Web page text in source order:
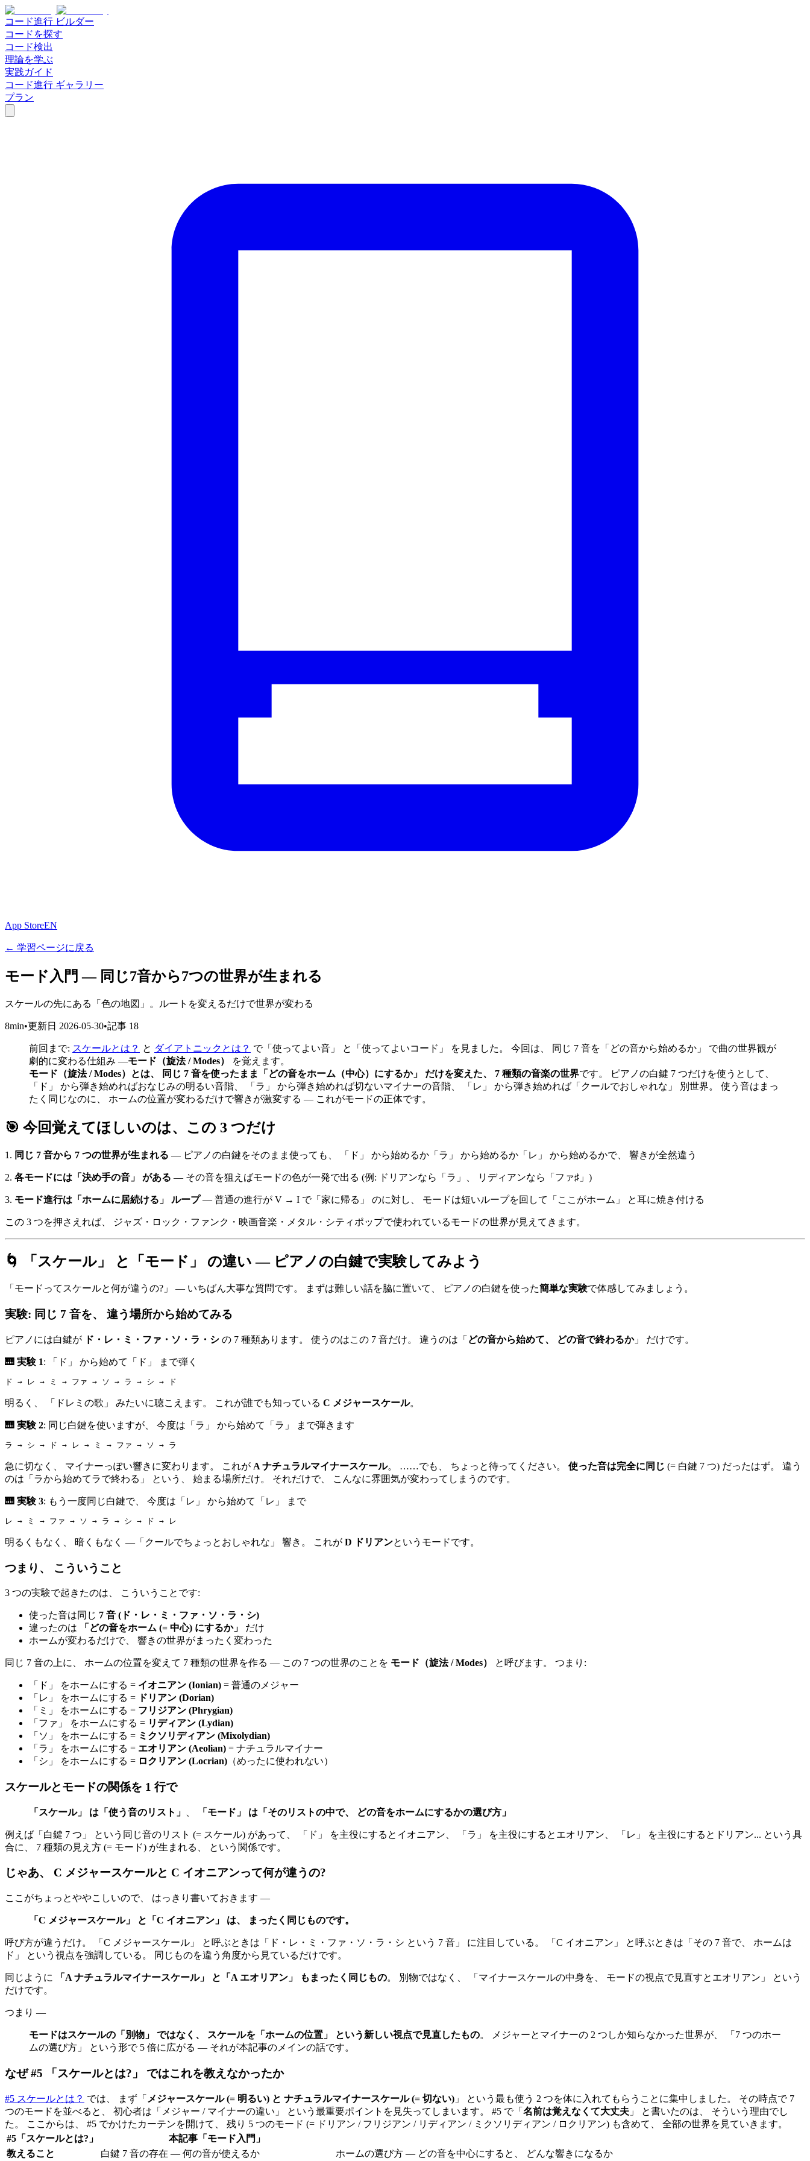
コード進行 ビルダー
コードを探す
コード検出
理論を学ぶ
実践ガイド
コード進行 ギャラリー
プラン
App StoreEN
← 学習ページに戻る
モード入門 — 同じ7音から7つの世界が生まれる
スケールの先にある「色の地図」。ルートを変えるだけで世界が変わる
8min•更新日 2026-05-30•記事 18
前回まで: スケールとは？ と ダイアトニックとは？ で「使ってよい音」 と「使ってよいコード」 を見ました。 今回は、 同じ 7 音を「どの音から始めるか」 で曲の世界観が
劇的に変わる仕組み ―モード（旋法 / Modes）
を覚えます。
モード（旋法 / Modes）とは、 同じ 7 音を使ったまま「どの音をホーム（中心）にするか」 だけを変えた、 7 種類の音楽の世界です。 ピアノの白鍵 7 つだけを使うとして、
「ド」 から弾き始めればおなじみの明るい音階、 「ラ」 から弾き始めれば切ないマイナーの音階、 「レ」 から弾き始めれば「クールでおしゃれな」 別世界。 使う音はまっ
たく同じなのに、 ホームの位置が変わるだけで響きが激変する ― これがモードの正体です。
🎯 今回覚えてほしいのは、この 3 つだけ
1. 同じ 7 音から 7 つの世界が生まれる — ピアノの白鍵をそのまま使っても、 「ド」 から始めるか「ラ」 から始めるか「レ」 から始めるかで、 響きが全然違う
2. 各モードには「決め手の音」 がある — その音を狙えばモードの色が一発で出る (例: ドリアンなら「ラ」、 リディアンなら「ファ♯」)
3. モード進行は「ホームに居続ける」 ループ— 普通の進行が V → I で「家に帰る」 のに対し、 モードは短いループを回して「ここがホーム」 と耳に焼き付ける
この 3 つを押さえれば、 ジャズ・ロック・ファンク・映画音楽・メタル・シティポップで使われているモードの世界が見えてきます。
🌀 「スケール」 と「モード」 の違い ― ピアノの白鍵で実験してみよう
「モードってスケールと何が違うの?」 ― いちばん大事な質問です。 まずは難しい話を脇に置いて、 ピアノの白鍵を使った簡単な実験で体感してみましょう。
実験: 同じ 7 音を、 違う場所から始めてみる
ピアノには白鍵が ド・レ・ミ・ファ・ソ・ラ・シ の 7 種類あります。 使うのはこの 7 音だけ。 違うのは「 どの音から始めて、 どの音で終わるか」 だけです。
🎹 実験 1: 「ド」 から始めて「ド」 まで弾く
ド → レ → ミ → ファ → ソ → ラ → シ → ド
明るく、 「ドレミの歌」 みたいに聴こえます。 これが誰でも知っている C メジャースケール。
🎹 実験 2: 同じ白鍵を使いますが、 今度は「ラ」 から始めて「ラ」 まで弾きます
ラ → シ → ド → レ → ミ → ファ → ソ → ラ
急に切なく、 マイナーっぽい響きに変わります。 これが A ナチュラルマイナースケール。 ……でも、 ちょっと待ってください。 使った音は完全に同じ (= 白鍵 7 つ) だったはず。 違う
のは「ラから始めてラで終わる」 という、 始まる場所だけ。 それだけで、 こんなに雰囲気が変わってしまうのです。
🎹 実験 3: もう一度同じ白鍵で、 今度は「レ」 から始めて「レ」 まで
レ → ミ → ファ → ソ → ラ → シ → ド → レ
明るくもなく、 暗くもなく ―「クールでちょっとおしゃれな」 響き。 これが D ドリアンというモードです。
つまり、 こういうこと
3 つの実験で起きたのは、 こういうことです:
使った音は同じ 7 音 (ド・レ・ミ・ファ・ソ・ラ・シ)
違ったのは
「どの音をホーム (= 中心) にするか」
だけ
ホームが変わるだけで、 響きの世界がまったく変わった
同じ 7 音の上に、 ホームの位置を変えて 7 種類の世界を作る ― この 7 つの世界のことを モード（旋法 / Modes） と呼びます。 つまり:
「ド」 をホームにする = イオニアン (Ionian) = 普通のメジャー
「レ」 をホームにする =
ドリアン (Dorian)
「ミ」 をホームにする = フリジアン (Phrygian)
「ファ」 をホームにする = リディアン (Lydian)
「ソ」 をホームにする = ミクソリディアン (Mixolydian)
「ラ」 をホームにする = エオリアン (Aeolian) = ナチュラルマイナー
「シ」 をホームにする = ロクリアン (Locrian) （めったに使われない）
スケールとモードの関係を 1 行で
「スケール」 は「使う音のリスト」 「モード」 は「そのリストの中で、 どの音をホームにするかの選び方」
例えば「白鍵 7 つ」 という同じ音のリスト (= スケール) があって、 「ド」 を主役にするとイオニアン、 「ラ」 を主役にするとエオリアン、 「レ」 を主役にするとドリアン... という具
合に、 7 種類の見え方 (= モード) が生まれる、 という関係です。
じゃあ、 C メジャースケールと C イオニアンって何が違うの?
ここがちょっとややこしいので、 はっきり書いておきます ―
「C メジャースケール」 と「C イオニアン」 は、 まったく同じものです。
呼び方が違うだけ。 「C メジャースケール」 と呼ぶときは「ド・レ・ミ・ファ・ソ・ラ・シ という 7 音」 に注目している。 「C イオニアン」 と呼ぶときは「その 7 音で、 ホームは
ド」 という視点を強調している。 同じものを違う角度から見ているだけです。
同じように 「A ナチュラルマイナースケール」 と「A エオリアン」 もまったく同じもの。 別物ではなく、 「マイナースケールの中身を、 モードの視点で見直すとエオリアン」 という
だけです。
つまり ―
モードはスケールの「別物」 ではなく、 スケールを「ホームの位置」 という新しい視点で見直したもの。 メジャーとマイナーの 2 つしか知らなかった世界が、 「7 つのホー
ムの選び方」 という形で 5 倍に広がる ― それが本記事のメインの話です。
なぜ #5 「スケールとは?」 ではこれを教えなかったか
#5 スケールとは？ では、 まず「 メジャースケール (= 明るい) と ナチュラルマイナースケール (= 切ない) 」 という最も使う 2 つを体に入れてもらうことに集中しました。 その時点で 7
つのモードを並べると、 初心者は「メジャー / マイナーの違い」 という最重要ポイントを見失ってしまいます。 #5 で「 名前は覚えなくて大丈夫 」 と書いたのは、 そういう理由でし
た。 ここからは、 #5 でかけたカーテンを開けて、 残り 5 つのモード (= ドリアン / フリジアン / リディアン / ミクソリディアン / ロクリアン) も含めて、 全部の世界を見ていきます。
#5「スケールとは?」
本記事「モード入門」
教えること
白鍵 7 音の存在 ― 何の音が使えるか ホームの選び方 ― どの音を中心にすると、 どんな響きになるか